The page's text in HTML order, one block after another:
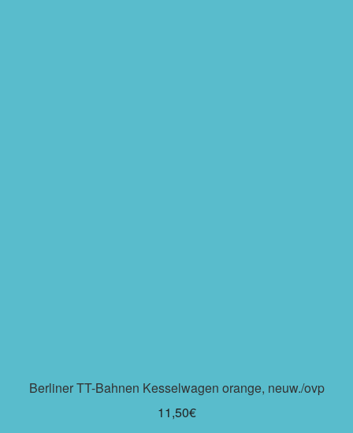
Berliner TT-Bahnen Kesselwagen orange, neuw./ovp
11,50€